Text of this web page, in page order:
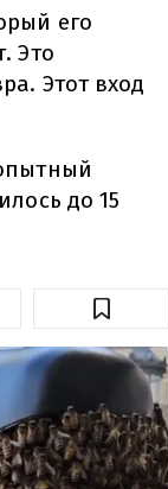
его
Это
Этот вход
до 15